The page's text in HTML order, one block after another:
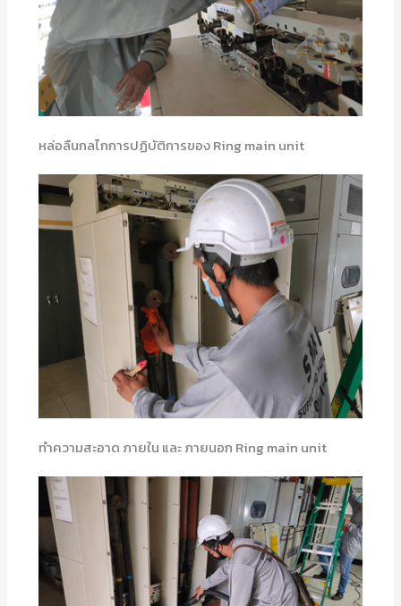
หล่อลืนกลไกการปฏิบัติการของ Ring main unit
ทำความสะอาด ภายใน และ ภายนอก Ring main unit